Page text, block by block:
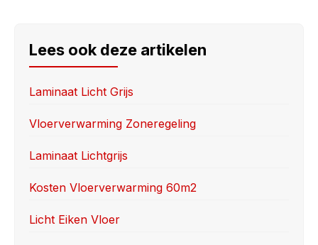
e
b
o
o
o
d
o
n
e
Lees ook deze artikelen
Laminaat Licht Grijs
Vloerverwarming Zoneregeling
Laminaat Lichtgrijs
Kosten Vloerverwarming 60m2
Licht Eiken Vloer